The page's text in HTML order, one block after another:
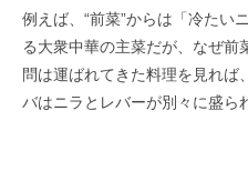
例えば、“前菜”からは「冷たい
る大衆中華の主菜だが、なぜ前
問は運ばれてきた料理を見れば
バはニラとレバーが別々に盛ら